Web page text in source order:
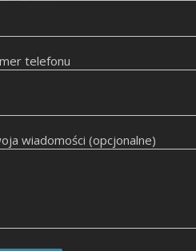
telefonu
wiadomości (opcjonalne)